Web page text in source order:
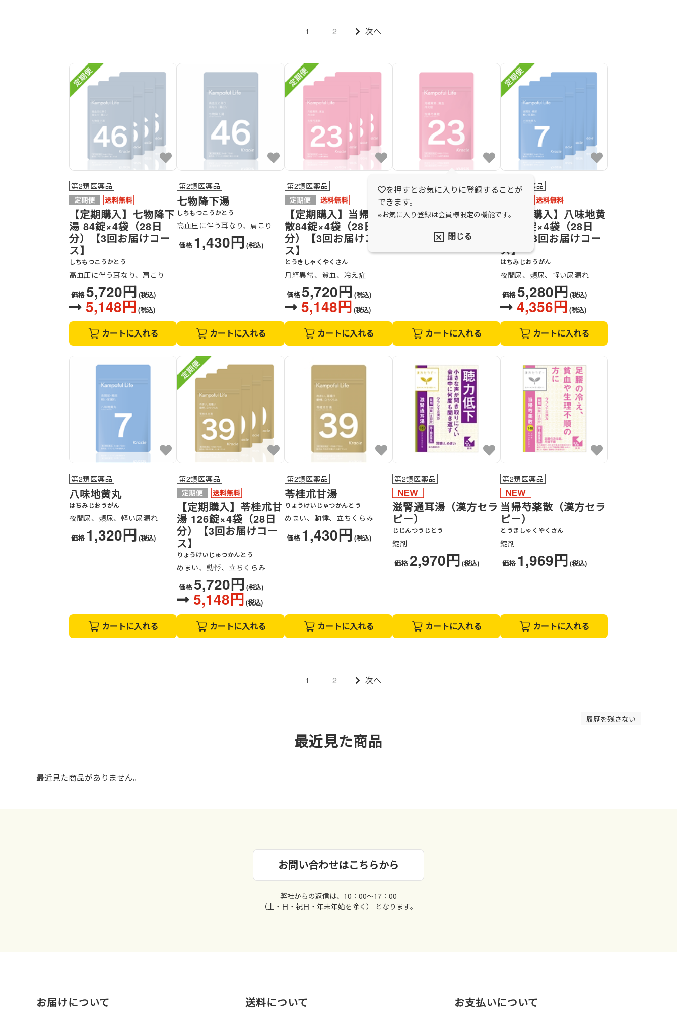
1 2 次へ
を押すとお気に入りに登録することが
できます。
※お気に入り登録は会員様限定の機能です。
閉じる
【定期購入】七物降下
湯 84錠×4袋（28日
分）【3回お届けコー
ス】
しちもつこうかとう
第2類医薬品
高血圧に伴う耳なり、肩こり
価格 5,720円 (税込)
5,148円 (税込)
カートに入れる
七物降下湯
しちもつこうかとう
第2類医薬品
高血圧に伴う耳なり、肩こり
価格 1,430円 (税込)
カートに入れる
【定期購入】当帰芍薬
散84錠×4袋（28日
分）【3回お届けコー
ス】
とうきしゃくやくさん
第2類医薬品
月経異常、貧血、冷え症
価格 5,720円 (税込)
5,148円 (税込)
カートに入れる
当帰芍薬散
とうきしゃくやくさん
第2類医薬品
1,430円
カートに入れる
【定期購入】八味地黄
丸 84錠×4袋（28日
分）【3回お届けコー
ス】
はちみじおうがん
第2類医薬品
夜間尿、頻尿、軽い尿漏れ
価格 5,280円 (税込)
4,356円 (税込)
カートに入れる
八味地黄丸
はちみじおうがん
第2類医薬品
夜間尿、頻尿、軽い尿漏れ
価格 1,320円 (税込)
カートに入れる
【定期購入】苓桂朮甘
湯 126錠×4袋（28日
分）【3回お届けコー
ス】
りょうけいじゅつかんとう
第2類医薬品
めまい、動悸、立ちくらみ
価格 5,720円 (税込)
5,148円 (税込)
カートに入れる
苓桂朮甘湯
りょうけいじゅつかんとう
第2類医薬品
めまい、動悸、立ちくらみ
価格 1,430円 (税込)
カートに入れる
滋腎通耳湯（漢方セラ
ピー）
じじんつうじとう
第2類医薬品
錠剤
価格 2,970円 (税込)
カートに入れる
当帰芍薬散（漢方セラ
ピー）
とうきしゃくやくさん
第2類医薬品
錠剤
価格 1,969円 (税込)
カートに入れる
1 2 次へ
履歴を残さない
最近見た商品
最近見た商品がありません。
お問い合わせはこちらから
弊社からの返信は、10：00〜17：00
（土・日・祝日・年末年始を除く） となります。
お届けについて 送料について お⽀払いについて